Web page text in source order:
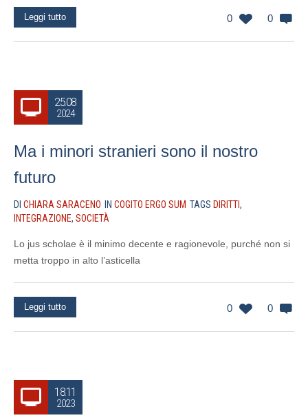
0 0
Leggi tutto
25.08
2024
Ma i minori stranieri sono il nostro
futuro
DI CHIARA SARACENO IN COGITO ERGO SUM TAGS DIRITTI,
INTEGRAZIONE, SOCIETÀ
Lo jus scholae è il minimo decente e ragionevole, purché non si
metta troppo in alto l’asticella
0 0
Leggi tutto
18.11
2023